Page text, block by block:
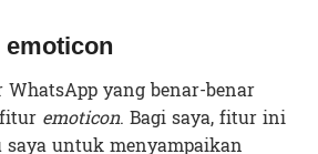
emoticon
yang benar-benar
emoticon. Bagi saya, fitur ini
untuk menyampaikan